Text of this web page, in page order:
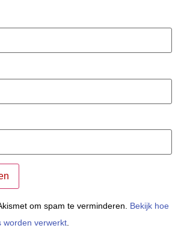
om spam te verminderen. Bekijk hoe
worden verwerkt